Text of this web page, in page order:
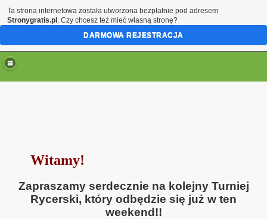
Witamy!
Zapraszamy serdecznie na kolejny Turniej
Rycerski, który odbędzie się już w ten
weekend!!
Ta strona internetowa została utworzona bezpłatnie pod adresem
Stronygratis.pl . Czy chcesz też mieć własną stronę?
DARMOWA REJESTRACJA